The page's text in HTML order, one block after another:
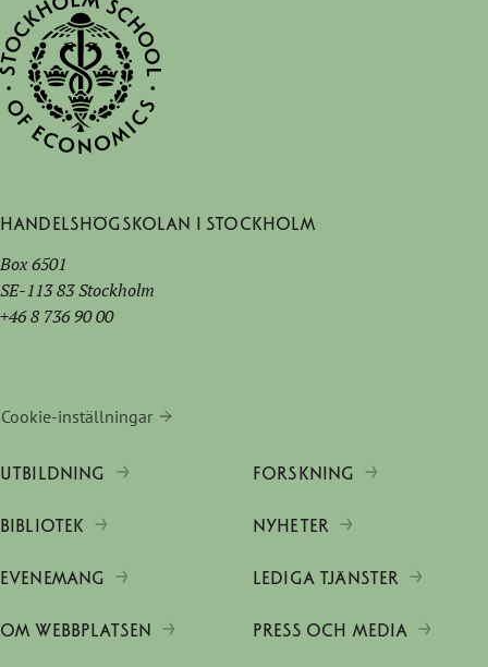
Handelshögskolan i Stockholm
Box 6501
SE-113 83 Stockholm
+46 8 736 90 00
Cookie-inställningar
UTBILDNING FORSKNING
BIBLIOTEK NYHETER
EVENEMANG LEDIGA TJÄNSTER
OM WEBBPLATSEN PRESS OCH MEDIA